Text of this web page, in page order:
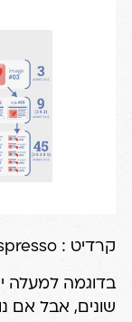
קרדיט : AdEspresso
שונים, אבל אם